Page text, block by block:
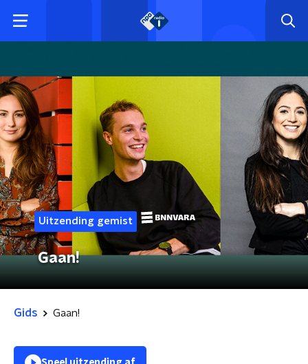
Uitzending gemist
Gaan!
Gids Gaan!